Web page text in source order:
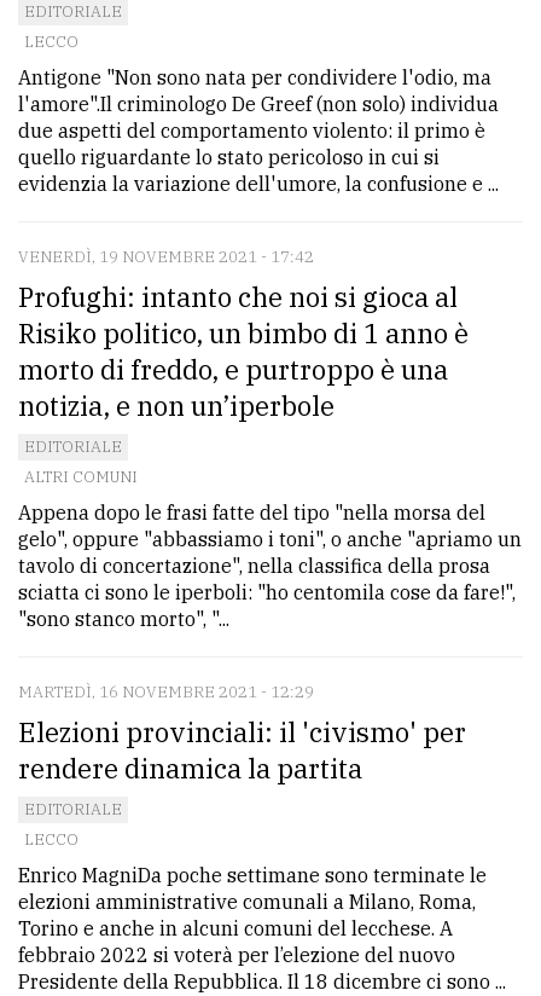
EDITORIALE
LECCO
Antigone "Non sono nata per condividere l'odio, ma
l'amore".Il criminologo De Greef (non solo) individua
due aspetti del comportamento violento: il primo è
quello riguardante lo stato pericoloso in cui si
evidenzia la variazione dell'umore, la confusione e ...
VENERDÌ, 19 NOVEMBRE 2021 - 17:42
Profughi: intanto che noi si gioca al
Risiko politico, un bimbo di 1 anno è
morto di freddo, e purtroppo è una
notizia, e non un’iperbole
EDITORIALE
ALTRI COMUNI
Appena dopo le frasi fatte del tipo "nella morsa del
gelo", oppure "abbassiamo i toni", o anche "apriamo un
tavolo di concertazione", nella classifica della prosa
sciatta ci sono le iperboli: "ho centomila cose da fare!",
"sono stanco morto", "...
MARTEDÌ, 16 NOVEMBRE 2021 - 12:29
Elezioni provinciali: il 'civismo' per
rendere dinamica la partita
EDITORIALE
LECCO
Enrico MagniDa poche settimane sono terminate le
elezioni amministrative comunali a Milano, Roma,
Torino e anche in alcuni comuni del lecchese. A
febbraio 2022 si voterà per l’elezione del nuovo
Presidente della Repubblica. Il 18 dicembre ci sono ...